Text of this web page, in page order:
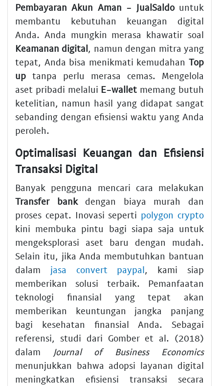
Pembayaran Akun Aman - JualSaldountuk
membantu kebutuhan keuangan digital
Anda. Anda mungkin merasa khawatir soal
Keamanan digital, namun dengan mitra yang
tepat, Anda bisa menikmati kemudahan Top
up tanpa perlu merasa cemas. Mengelola
aset pribadi melalui E-wallet memang butuh
ketelitian, namun hasil yang didapat sangat
sebanding dengan efisiensi waktu yang Anda
peroleh.
Optimalisasi Keuangan dan Efisiensi
Transaksi Digital
Banyak pengguna mencari cara melakukan
Transfer bankdengan biaya murah dan
proses cepat. Inovasi seperti polygon crypto
kini membuka pintu bagi siapa saja untuk
mengeksplorasi aset baru dengan mudah.
Selain itu, jika Anda membutuhkan bantuan
dalam jasa convert paypal, kami siap
memberikan solusi terbaik. Pemanfaatan
teknologi finansial yang tepat akan
memberikan keuntungan jangka panjang
bagi kesehatan finansial Anda. Sebagai
referensi, studi dari Gomber et al. (2018)
dalam
Journal of Business Economics
menunjukkan bahwa adopsi layanan digital
meningkatkan efisiensi transaksi secara